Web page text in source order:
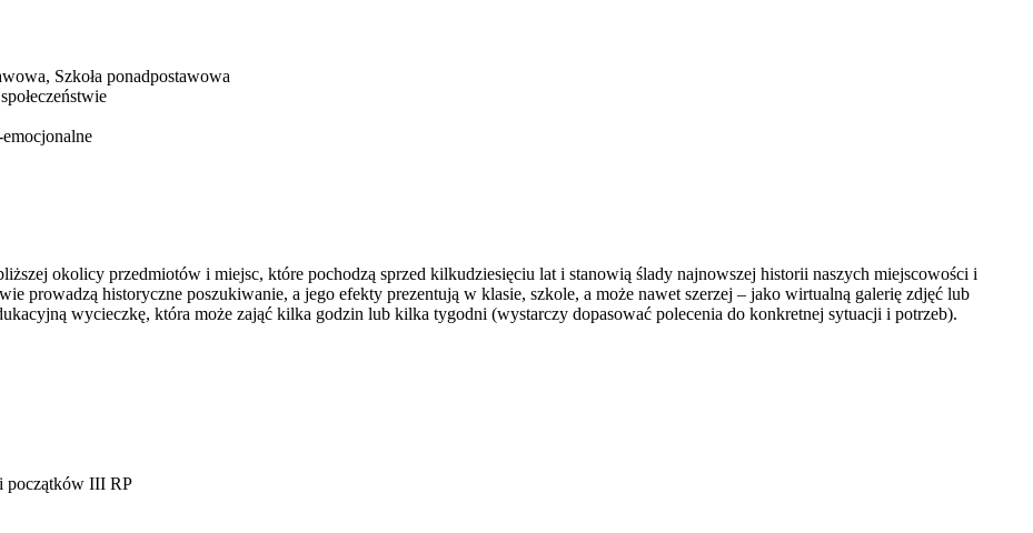
Szkoła ponadpostawowa
okolicy przedmiotów i miejsc, które pochodzą sprzed kilkudziesięciu lat i stanowią ślady najnowszej historii naszych miejscowości i
prowadzą historyczne poszukiwanie, a jego efekty prezentują w klasie, szkole, a może nawet szerzej – jako wirtualną galerię zdjęć lub
wycieczkę, która może zająć kilka godzin lub kilka tygodni (wystarczy dopasować polecenia do konkretnej sytuacji i potrzeb).
początków III RP